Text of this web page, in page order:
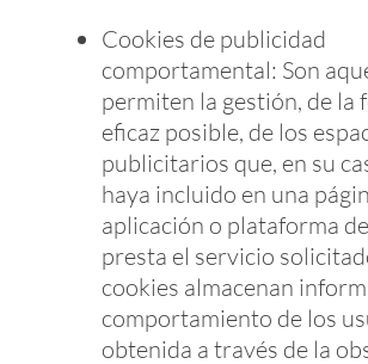
Cookies de publicidad
comportamental: Son
permiten la gestión, de la
eficaz posible, de los
publicitarios que, en su
haya incluido en una
aplicación o plataforma
presta el servicio
cookies almacenan
comportamiento de los
obtenida a través de la